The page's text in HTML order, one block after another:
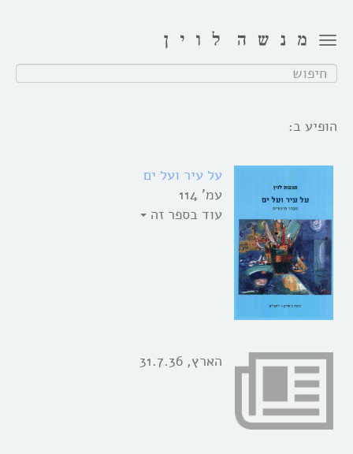
Toggle
navigation
חפש:
הופיע ב:
על עיר ועל ים
עמ' 114
עוד בספר זה
הארץ, 31.7.36